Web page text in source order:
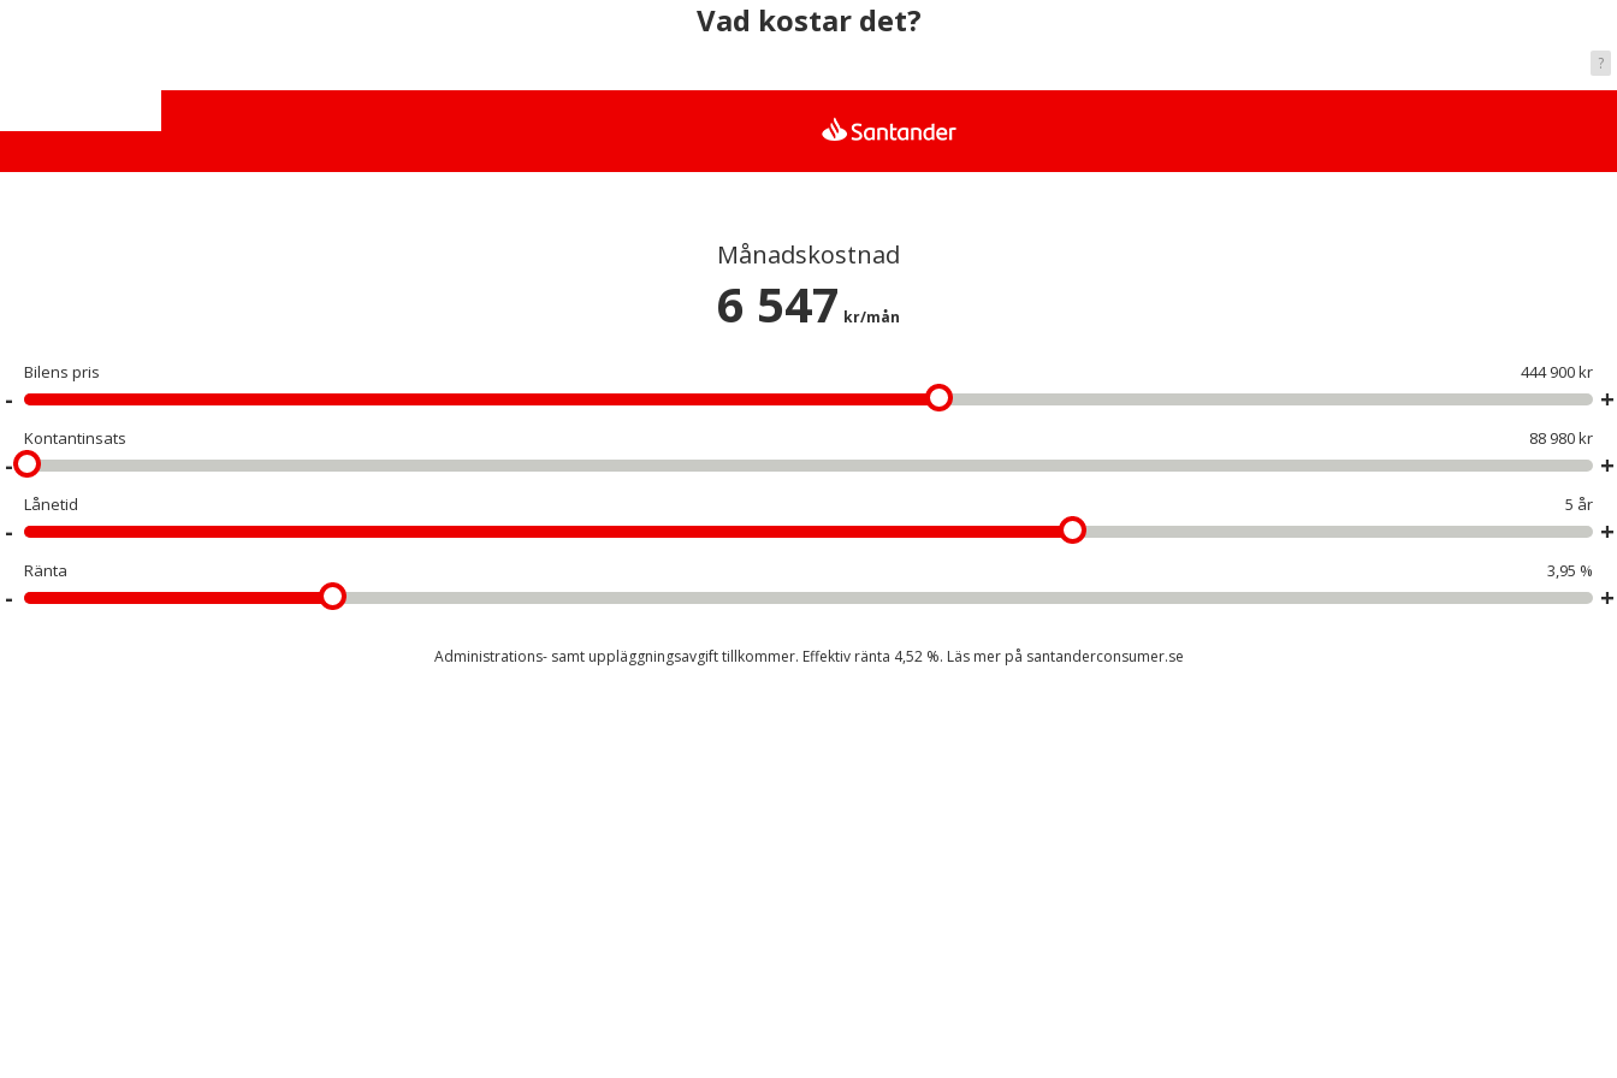
Vad kostar det?
Månadskostnad
6 547 kr/mån
444 900 kr
Bilens pris
88 980 kr
Kontantinsats
5 år
Lånetid
3,95 %
Ränta
Administrations- samt uppläggningsavgift tillkommer. Effektiv ränta 4,52%. Läs mer på santanderconsumer.se
?